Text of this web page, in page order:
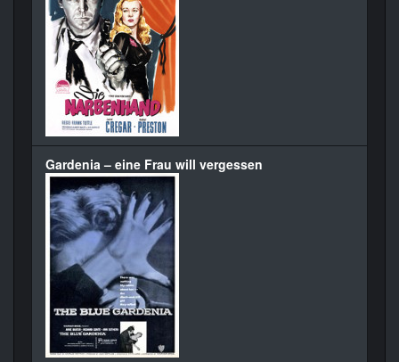
Gardenia – eine Frau will vergessen